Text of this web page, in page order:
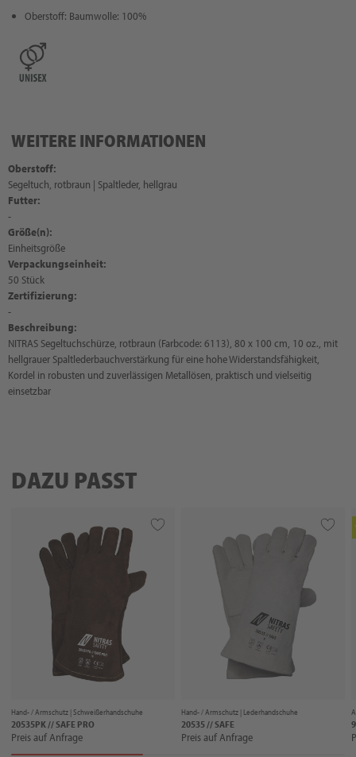
Oberstoff: Baumwolle: 100%
WEITERE INFORMATIONEN
Oberstoff:
Segeltuch, rotbraun | Spaltleder, hellgrau
Futter:
-
Größe(n):
Einheitsgröße
Verpackungseinheit:
50 Stück
Zertifizierung:
-
Beschreibung:
NITRAS Segeltuchschürze, rotbraun (Farbcode: 6113), 80 x 100 cm, 10 oz., mit
hellgrauer Spaltlederbauchverstärkung für eine hohe Widerstandsfähigkeit,
Kordel in robusten und zuverlässigen Metallösen, praktisch und vielseitig
einsetzbar
DAZU PASST
Hand- / Armschutz |Schweißerhandschuhe
20535PK // SAFE PRO
Preis auf Anfrage
Hand- / Armschutz | Lederhandschuhe
20535 // SAFE
Preis auf Anfrage